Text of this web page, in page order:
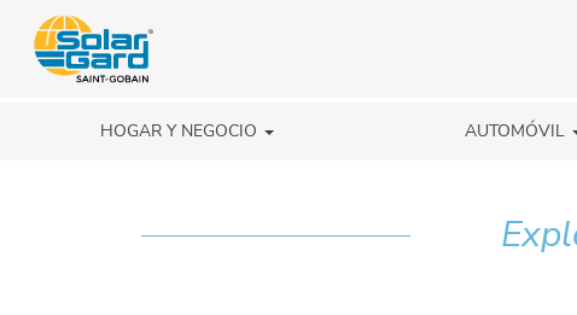
HOGAR Y NEGOCIO AUTOMÓVIL